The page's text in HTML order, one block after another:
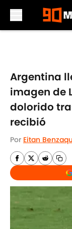
Argentina
imagen de
dolorido
recibió
Por Eitan